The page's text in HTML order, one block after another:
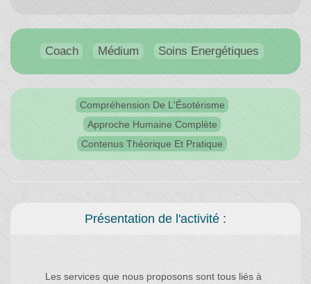
Coach Médium Soins Energétiques
Compréhension De L'Ésotérisme
Approche Humaine Complète
Contenus Théorique Et Pratique
Présentation de l'activité :
Les services que nous proposons sont tous liés à